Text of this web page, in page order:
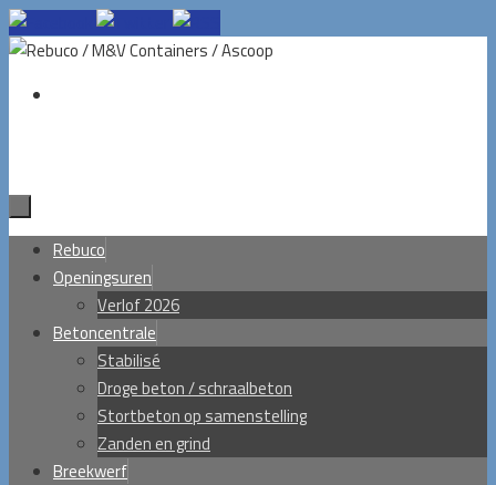
Ga
naar
inhoud
naar
inhoud
Rebuco
Openingsuren
Verlof 2026
Betoncentrale
Stabilisé
Droge beton / schraalbeton
Stortbeton op samenstelling
Zanden en grind
Breekwerf